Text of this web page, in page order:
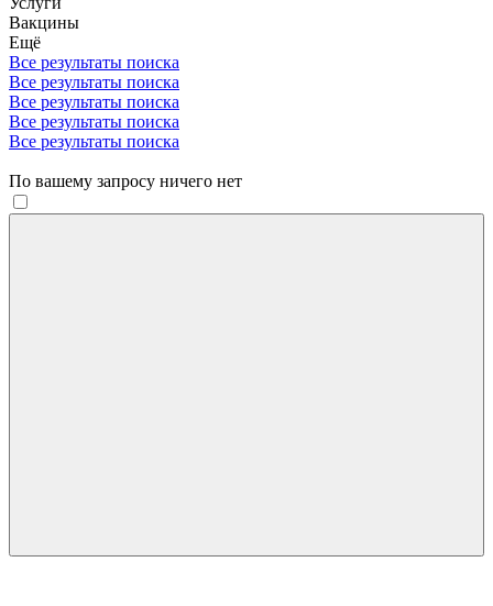
Вакцины
Ещё
Все результаты поиска
Все результаты поиска
Все результаты поиска
Все результаты поиска
Все результаты поиска
По вашему запросу ничего нет